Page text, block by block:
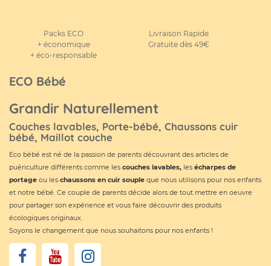
Packs ECO
+ économique
+ éco-responsable
Livraison Rapide
Gratuite dès 49€
ECO Bébé
Grandir Naturellement
Couches lavables, Porte-bébé, Chaussons cuir
bébé, Maillot couche
Eco bébé est né de la passion de parents découvrant des articles de
puériculture différents comme les couches lavables, les écharpes de
portage ou les chaussons en cuir souple que nous utilisons pour nos enfants
et notre bébé. Ce couple de parents décide alors de tout mettre en oeuvre
pour partager son expérience et vous faire découvrir des produits
écologiques originaux.
Soyons le changement que nous souhaitons pour nos enfants !